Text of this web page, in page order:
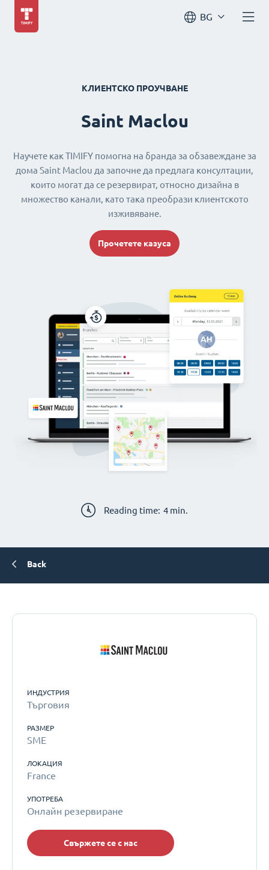
BG
КЛИЕНТСКО ПРОУЧВАНЕ
Saint Maclou
Научете как TIMIFY помогна на бранда за обзавеждане за
дома Saint Maclou да започне да предлага консултации,
които могат да се резервират, относно дизайна в
множество канали, като така преобрази клиентското
изживяване.
Прочетете казуса
Reading time: 4 min.
Back
ИНДУСТРИЯ
Търговия
РАЗМЕР
SME
ЛОКАЦИЯ
France
УПОТРЕБА
Онлайн резервиране
Свържете се с нас